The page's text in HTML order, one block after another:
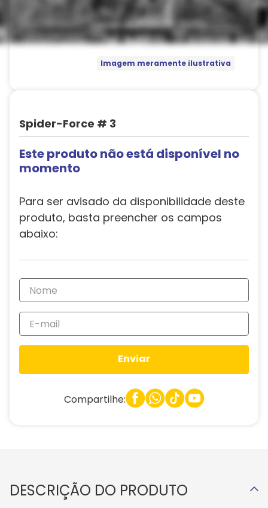
Imagem meramente ilustrativa
Spider-Force # 3
Este produto não está disponível no
momento
Para ser avisado da disponibilidade deste
produto, basta preencher os campos
abaixo:
Enviar
Compartilhe:
DESCRIÇÃO DO PRODUTO